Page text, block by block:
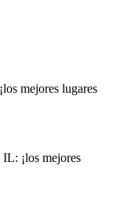
¡los mejores